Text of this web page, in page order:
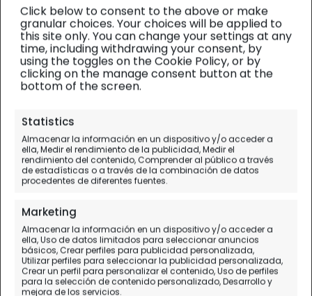
Click below to consent to the above or make
granular choices. Your choices will be applied to
this site only. You can change your settings at any
time, including withdrawing your consent, by
using the toggles on the Cookie Policy, or by
clicking on the manage consent button at the
bottom of the screen.
Statistics
Almacenar la información en un dispositivo y/o acceder a
ella, Medir el rendimiento de la publicidad, Medir el
rendimiento del contenido, Comprender al público a través
de estadísticas o a través de la combinación de datos
procedentes de diferentes fuentes.
Marketing
Almacenar la información en un dispositivo y/o acceder a
ella, Uso de datos limitados para seleccionar anuncios
básicos, Crear perfiles para publicidad personalizada,
Utilizar perfiles para seleccionar la publicidad personalizada,
Crear un perfil para personalizar el contenido, Uso de perfiles
para la selección de contenido personalizado, Desarrollo y
mejora de los servicios.
Dongyue Fashion Hotel en
Guangzhou